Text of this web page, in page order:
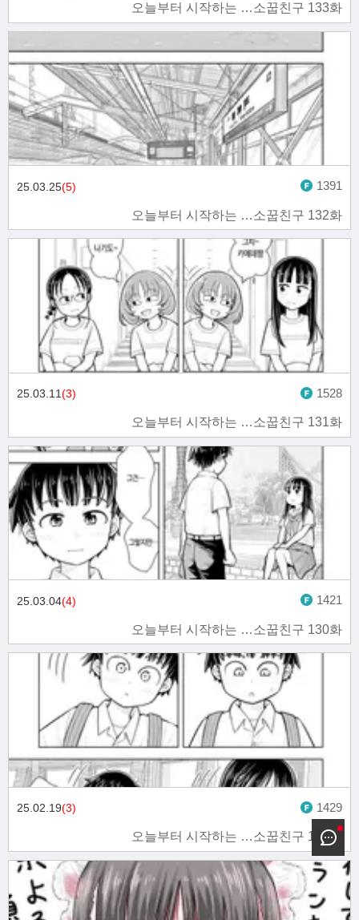
오늘부터 시작하는 …소꿉친구 133화
오늘부터 시작하는 …소꿉친구 132화
25.03.25(5) 1391
오늘부터 시작하는 …소꿉친구 131화
25.03.11(3) 1528
오늘부터 시작하는 …소꿉친구 130화
25.03.04(4) 1421
오늘부터 시작하는 …소꿉친구 129화
25.02.19(3) 1429